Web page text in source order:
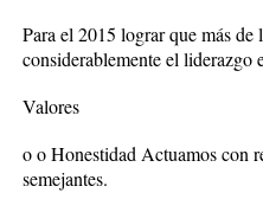
Para el 2015 lograr que más de
considerablemente el liderazgo
Valores
o o Honestidad Actuamos con
semejantes.